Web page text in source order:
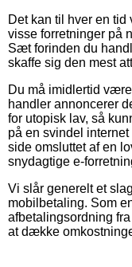
Det kan til hver en
visse forretninger på
Sæt forinden du
skaffe sig den mest
Du må imidlertid
handler annoncerer
for utopisk lav, så
på en svindel
side omsluttet af en
snydagtige e-
Vi slår generelt et
mobilbetaling. Som
afbetalingsordning
at dække